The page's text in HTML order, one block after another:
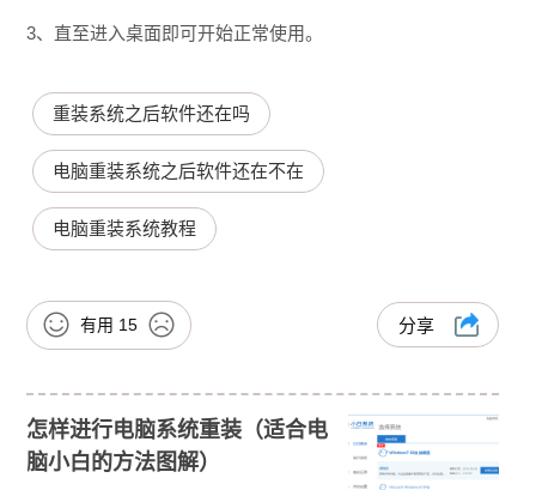
3、直至进入桌面即可开始正常使用。
重装系统之后软件还在吗
电脑重装系统之后软件还在不在
电脑重装系统教程
有用 15 分享
怎样进行电脑系统重装（适合电
脑小白的方法图解）